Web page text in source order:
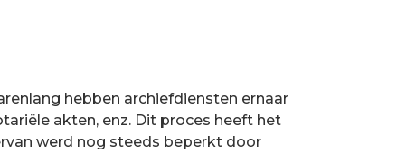
hebben archiefdiensten ernaar
akten, enz. Dit proces heeft het
werd nog steeds beperkt door